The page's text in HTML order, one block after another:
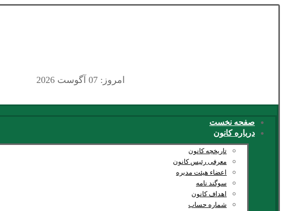
امروز: 07 آگوست 2026
صفحه نخست
درباره کانون
تاریخچه کانون
معرفی رئیس کانون
اعضاء هیئت مدیره
سوگند نامه
اهداف کانون
شماره حساب